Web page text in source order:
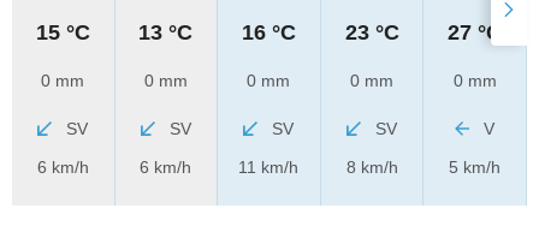
15 °C
0 mm
SV
6 km/h
13 °C
0 mm
SV
6 km/h
16 °C
0 mm
SV
11 km/h
23 °C
0 mm
SV
8 km/h
27 °C
0 mm
V
5 km/h